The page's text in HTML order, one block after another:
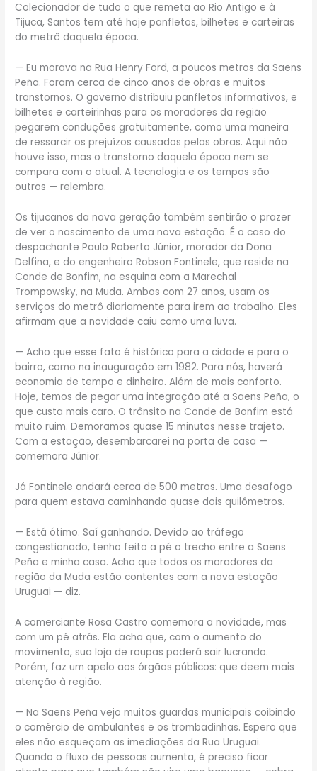
Colecionador de tudo o que remeta ao Rio Antigo e à
Tijuca, Santos tem até hoje panfletos, bilhetes e carteiras
do metrô daquela época.
— Eu morava na Rua Henry Ford, a poucos metros da Saens
Peña. Foram cerca de cinco anos de obras e muitos
transtornos. O governo distribuiu panfletos informativos, e
bilhetes e carteirinhas para os moradores da região
pegarem conduções gratuitamente, como uma maneira
de ressarcir os prejuízos causados pelas obras. Aqui não
houve isso, mas o transtorno daquela época nem se
compara com o atual. A tecnologia e os tempos são
outros — relembra.
Os tijucanos da nova geração também sentirão o prazer
de ver o nascimento de uma nova estação. É o caso do
despachante Paulo Roberto Júnior, morador da Dona
Delfina, e do engenheiro Robson Fontinele, que reside na
Conde de Bonfim, na esquina com a Marechal
Trompowsky, na Muda. Ambos com 27 anos, usam os
serviços do metrô diariamente para irem ao trabalho. Eles
afirmam que a novidade caiu como uma luva.
— Acho que esse fato é histórico para a cidade e para o
bairro, como na inauguração em 1982. Para nós, haverá
economia de tempo e dinheiro. Além de mais conforto.
Hoje, temos de pegar uma integração até a Saens Peña, o
que custa mais caro. O trânsito na Conde de Bonfim está
muito ruim. Demoramos quase 15 minutos nesse trajeto.
Com a estação, desembarcarei na porta de casa —
comemora Júnior.
Já Fontinele andará cerca de 500 metros. Uma desafogo
para quem estava caminhando quase dois quilômetros.
— Está ótimo. Saí ganhando. Devido ao tráfego
congestionado, tenho feito a pé o trecho entre a Saens
Peña e minha casa. Acho que todos os moradores da
região da Muda estão contentes com a nova estação
Uruguai — diz.
A comerciante Rosa Castro comemora a novidade, mas
com um pé atrás. Ela acha que, com o aumento do
movimento, sua loja de roupas poderá sair lucrando.
Porém, faz um apelo aos órgãos públicos: que deem mais
atenção à região.
— Na Saens Peña vejo muitos guardas municipais coibindo
o comércio de ambulantes e os trombadinhas. Espero que
eles não esqueçam as imediações da Rua Uruguai.
Quando o fluxo de pessoas aumenta, é preciso ficar